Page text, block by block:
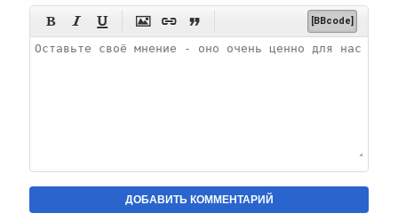
      [BBcode]